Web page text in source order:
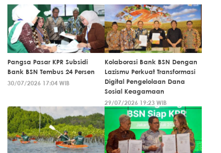
Pangsa Pasar KPR Subsidi
Bank BSN Tembus 24 Persen
30/07/2026 17:04 WIB
Kolaborasi Bank BSN Dengan
Lazismu Perkuat Transformasi
Digital Pengelolaan Dana
Sosial Keagamaan
29/07/2026 19:23 WIB